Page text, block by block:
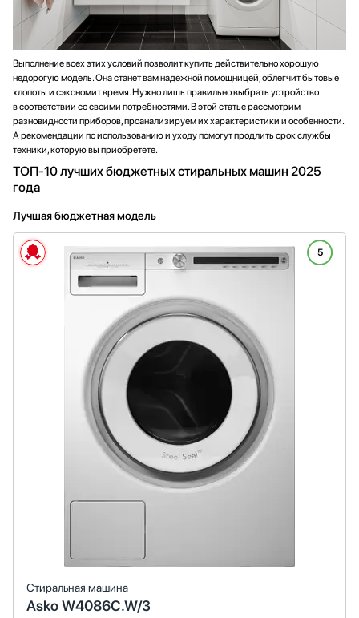
Выполнение всех этих условий позволит купить действительно хорошую
недорогую модель. Она станет вам надежной помощницей, облегчит бытовые
хлопоты и сэкономит время. Нужно лишь правильно выбрать устройство
в соответствии со своими потребностями. В этой статье рассмотрим
разновидности приборов, проанализируем их характеристики и особенности.
А рекомендации по использованию и уходу помогут продлить срок службы
техники, которую вы приобретете.
ТОП-10 лучших бюджетных стиральных машин 2025
года
Лучшая бюджетная модель
5
Стиральная машина
Asko W4086C.W/3